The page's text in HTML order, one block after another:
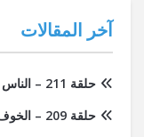
آخر المقالات
حلقة 211 – الناس كلها بتعمل
حلقة 209 – الخوف من المجهول